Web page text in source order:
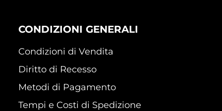
CONDIZIONI GENERALI
Condizioni di Vendita
Diritto di Recesso
Metodi di Pagamento
Tempi e Costi di Spedizione